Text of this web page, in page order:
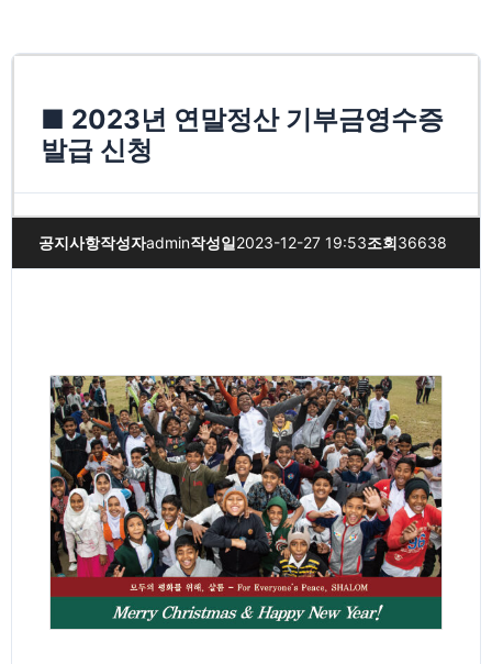
■ 2023년 연말정산 기부금영수증
발급 신청
공지사항작성자admin작성일2023-12-27 19:53조회36638